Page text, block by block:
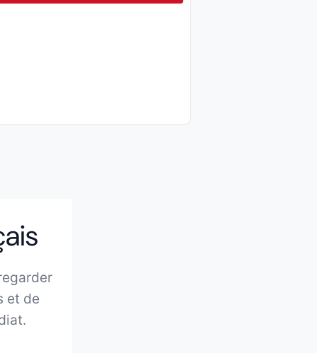
et de